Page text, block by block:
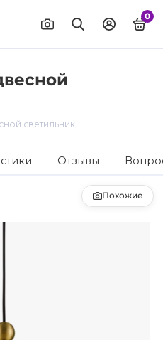
0
светильник
Отзывы
Похожие